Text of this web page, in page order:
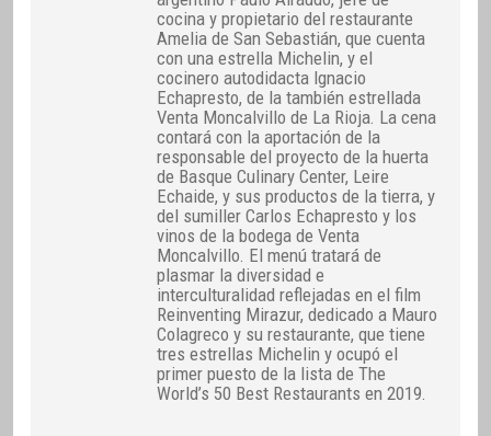
cocina y propietario del restaurante
Amelia de San Sebastián, que cuenta
con una estrella Michelin, y el
cocinero autodidacta Ignacio
Echapresto, de la también estrellada
Venta Moncalvillo de La Rioja. La cena
contará con la aportación de la
responsable del proyecto de la huerta
de Basque Culinary Center, Leire
Echaide, y sus productos de la tierra, y
del sumiller Carlos Echapresto y los
vinos de la bodega de Venta
Moncalvillo. El menú tratará de
plasmar la diversidad e
interculturalidad reflejadas en el film
Reinventing Mirazur, dedicado a Mauro
Colagreco y su restaurante, que tiene
tres estrellas Michelin y ocupó el
primer puesto de la lista de The
World’s 50 Best Restaurants en 2019.